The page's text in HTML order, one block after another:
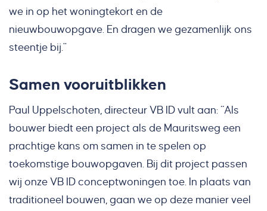
we in op het woningtekort en de
nieuwbouwopgave. En dragen we gezamenlijk ons
steentje bij."
Samen vooruitblikken
Paul Uppelschoten, directeur VB ID vult aan: “Als
bouwer biedt een project als de Mauritsweg een
prachtige kans om samen in te spelen op
toekomstige bouwopgaven. Bij dit project passen
wij onze VB ID conceptwoningen toe. In plaats van
traditioneel bouwen, gaan we op deze manier veel